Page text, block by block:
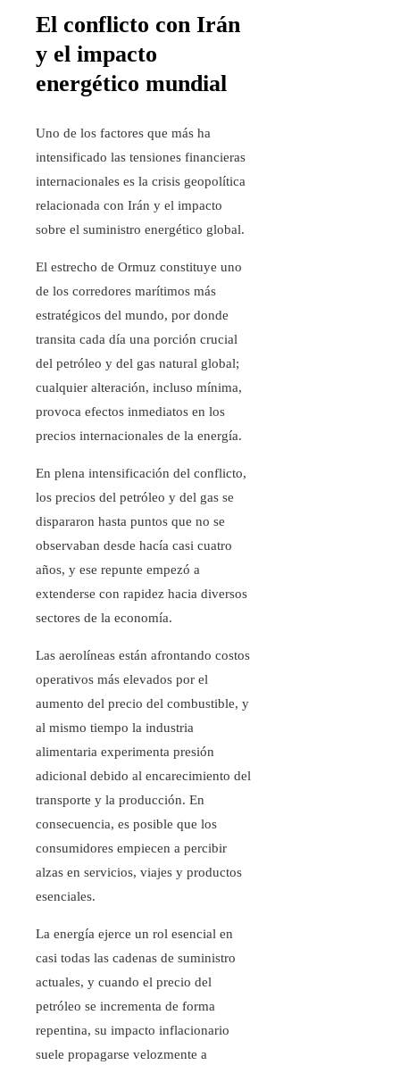
El conflicto con Irán
y el impacto
energético mundial
Uno de los factores que más ha
intensificado las tensiones financieras
internacionales es la crisis geopolítica
relacionada con Irán y el impacto
sobre el suministro energético global.
El estrecho de Ormuz constituye uno
de los corredores marítimos más
estratégicos del mundo, por donde
transita cada día una porción crucial
del petróleo y del gas natural global;
cualquier alteración, incluso mínima,
provoca efectos inmediatos en los
precios internacionales de la energía.
En plena intensificación del conflicto,
los precios del petróleo y del gas se
dispararon hasta puntos que no se
observaban desde hacía casi cuatro
años, y ese repunte empezó a
extenderse con rapidez hacia diversos
sectores de la economía.
Las aerolíneas están afrontando costos
operativos más elevados por el
aumento del precio del combustible, y
al mismo tiempo la industria
alimentaria experimenta presión
adicional debido al encarecimiento del
transporte y la producción. En
consecuencia, es posible que los
consumidores empiecen a percibir
alzas en servicios, viajes y productos
esenciales.
La energía ejerce un rol esencial en
casi todas las cadenas de suministro
actuales, y cuando el precio del
petróleo se incrementa de forma
repentina, su impacto inflacionario
suele propagarse velozmente a